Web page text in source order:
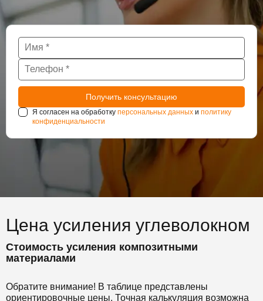
Я согласен на обработку персональных данных и политику
конфиденциальности
Цена усиления углеволокном
Стоимость усиления композитными
материалами
Обратите внимание! В таблице представлены
ориентировочные цены. Точная калькуляция возможна